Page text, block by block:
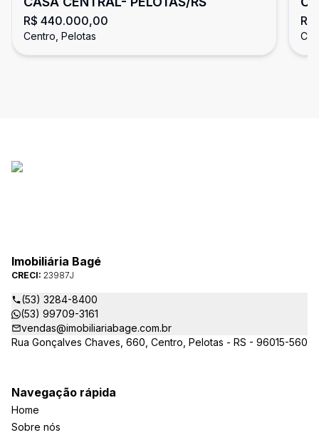
R$ 440.000,00
Centro, Pelotas
Imobiliária Bagé
CRECI: 23987J
(53) 3284-8400
(53) 99709-3161
vendas@imobiliariabage.com.br
Rua Gonçalves Chaves, 660, Centro, Pelotas - RS - 96015-560
Navegação rápida
Home
Sobre nós